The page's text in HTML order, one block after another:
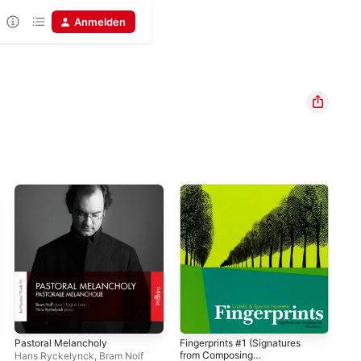
Anmelden
Pastoral Melancholy
Hans Ryckelynck Bram Nolf
Fingerprints #1 (Signatures
from Composing